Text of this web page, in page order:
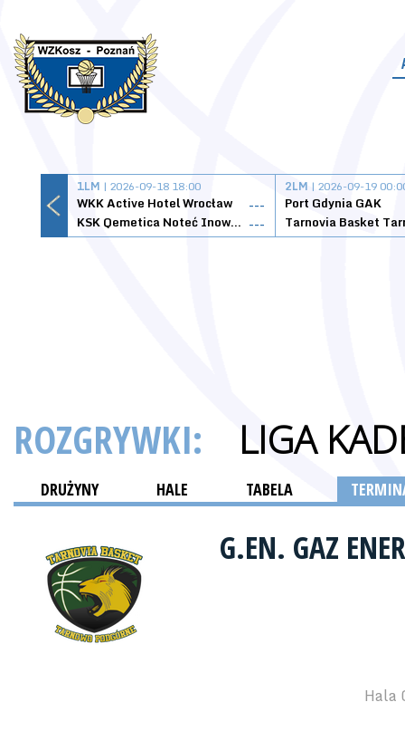
1LM | 2026-09-18 18:00
WKK Active Hotel Wrocław
---
KSK Qemetica Noteć Inowrocław ---
2LM | 2026-09-19
Port Gdynia GAK
ROZGRYWKI: LIGA
DRUŻYNY HALE TABELA
G.EN. GAZ
Hala